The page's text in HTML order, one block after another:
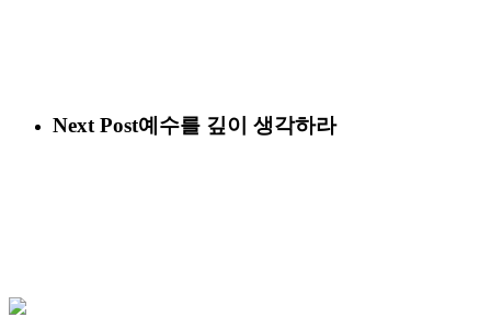
Next Post예수를 깊이 생각하라